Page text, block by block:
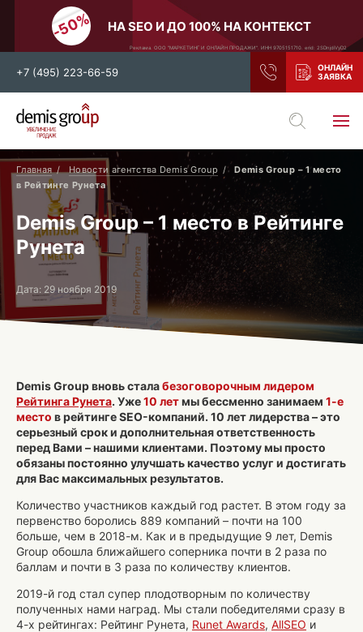
НА SEO И ДО 100% НА КОНТЕКСТ
Реклама. ООО "МАРКЕТИНГ И ОНЛАЙН ПРОДАЖИ". ИНН 9705151710. erid: 2SDnjdiVyD2
+7 (495) 223-66-59
Выберите свой город
Москва
Санкт-Петербург
Нижний Новгород
Тамбов
Воронеж
Тула
Новосибирск
Екатеринбург
Самара
Ростов-на-Дону
Казань
и все регионы РФ
Главная Новости агентства Demis Group
Demis Group – 1 место
в Рейтинге Рунета
Demis Group – 1 место в Рейтинге
Рунета
Дата: 29 ноября 2019
Demis Group вновь сталабезоговорочным лидером
Рейтинга Рунета. Уже10 летмы бессменно занимаем 1-е
место в рейтинге SEO-компаний. 10 лет лидерства – это
серьезный срок и дополнительная ответственность
перед Вами – нашими клиентами. Поэтому мы просто
обязаны постоянно улучшать качество услуг и достигать
для Вас максимальных результатов.
Количество участников каждый год растет. В этом году за
первенство боролись 889 компаний – почти на 100
больше, чем в 2018-м. Как и в предыдущие 9 лет, Demis
Group обошла ближайшего соперника почти в 2 раза по
баллам и почти в 3 раза по количеству клиентов.
2019-й год стал супер плодотворным по количеству
полученных нами наград. Мы стали победителями сразу в
4-х рейтингах: Рейтинг Рунета, Runet Awards, AllSEO и